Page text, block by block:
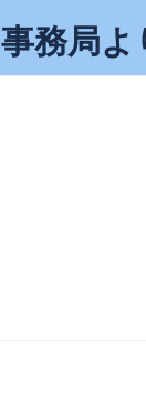
事務局よ